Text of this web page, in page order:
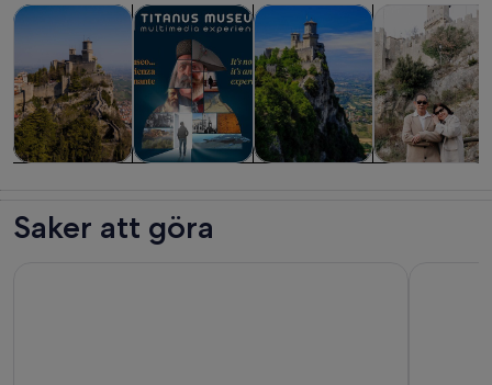
Turer och dagsutflykterÖppnas i ny flik
Historia och kultur Öppnas i ny flik
Privata och skräddarsydda
Bröllop och
Saker att göra